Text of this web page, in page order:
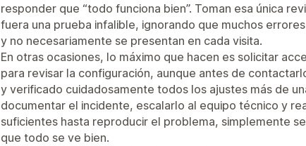
responder que “todo funciona bien”. Toman esa única
fuera una prueba infalible, ignorando que muchos
y no necesariamente se presentan en cada visita.
En otras ocasiones, lo máximo que hacen es solicitar
para revisar la configuración, aunque antes de
y verificado cuidadosamente todos los ajustes más de
documentar el incidente, escalarlo al equipo técnico y
suficientes hasta reproducir el problema, simplemente
que todo se ve bien.